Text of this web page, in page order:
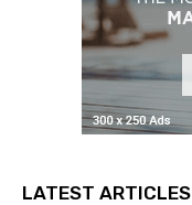
LATEST ARTICLES